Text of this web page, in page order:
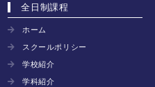
全日制課程
ホーム
スクールポリシー
学校紹介
学科紹介